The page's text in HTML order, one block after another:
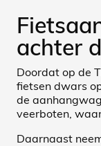
achter
Doordat op de
fietsen dwars
de
veerboten,
Daarnaast